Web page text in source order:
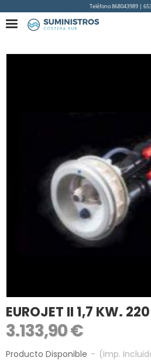
Teléfono 868043989 |
EUROJET II 1,7 KW.
3.133,90 €
Producto Disponible - (Imp.